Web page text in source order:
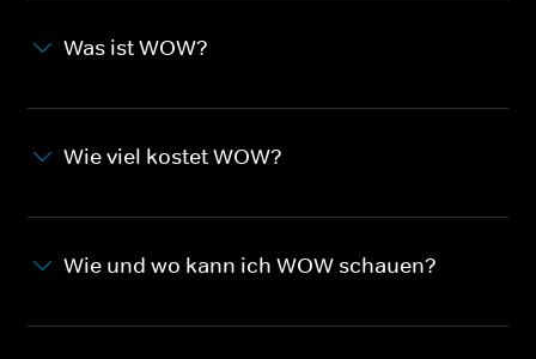
Was ist WOW?
Wie viel kostet WOW?
Wie und wo kann ich WOW schauen?